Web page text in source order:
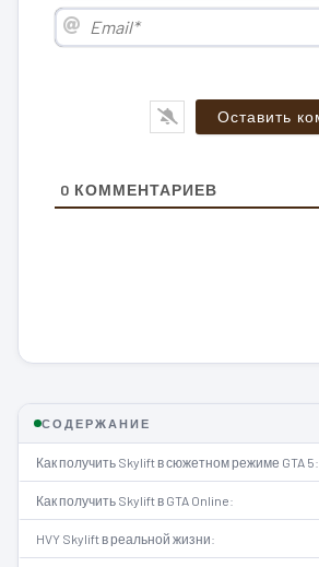
0 КОММЕНТАРИЕВ
СОДЕРЖАНИЕ
Как получить Skylift в сюжетном режиме GTA 5:
Как получить Skylift в GTA Online:
HVY Skylift в реальной жизни: